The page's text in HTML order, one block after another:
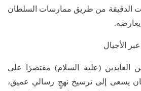
الدقيقة من طريق ممارسات السلطان
الأجيال
العابدين (عليه السلام) مقتصرًا على
يسعى إلى ترسيخ نهجٍ رسالي عميق،